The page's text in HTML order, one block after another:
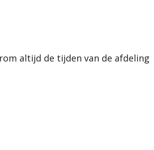
altijd de tijden van de afdeling